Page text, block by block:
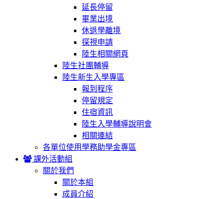
延長停留
畢業出境
休退學離境
探視申請
陸生相關網頁
陸生社團輔導
陸生新生入學專區
報到程序
停留規定
住宿資訊
陸生入學輔導說明會
相關連結
各單位使用學務助學金專區
課外活動組
關於我們
關於本組
成員介紹